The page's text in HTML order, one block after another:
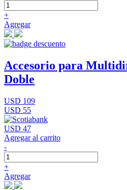
+
Agregar
Accesorio para
Doble
USD 109
USD 55
USD 47
Agregar al carrito
-
+
Agregar